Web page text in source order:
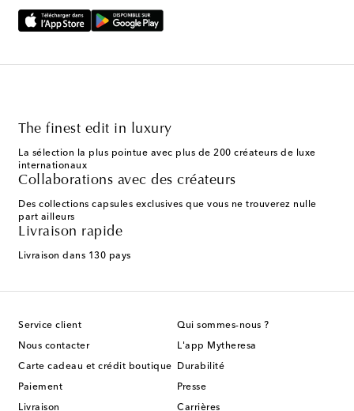
The finest edit in luxury
La sélection la plus pointue avec plus de 200 créateurs de luxe
internationaux
Collaborations avec des créateurs
Des collections capsules exclusives que vous ne trouverez nulle
part ailleurs
Livraison rapide
Livraison dans 130 pays
Service client
Nous contacter
Carte cadeau et crédit boutique
Paiement
Livraison
Qui sommes-nous ?
L'app Mytheresa
Durabilité
Presse
Carrières